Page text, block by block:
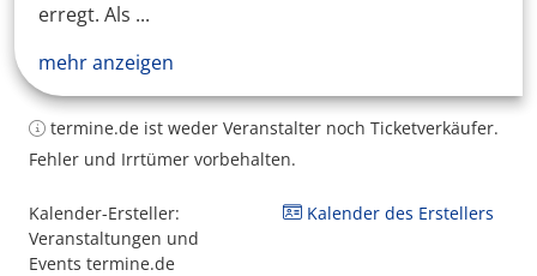
erregt. Als ...
mehr anzeigen
termine.de ist weder Veranstalter noch Ticketverkäufer.
Fehler und Irrtümer vorbehalten.
Kalender-Ersteller:
Veranstaltungen und
Events termine.de
Kalender des Erstellers